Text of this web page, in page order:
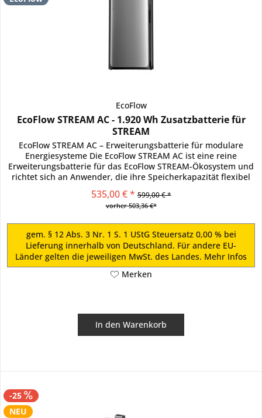
EcoFlow
EcoFlow STREAM AC - 1.920 Wh Zusatzbatterie für
STREAM
EcoFlow STREAM AC – Erweiterungsbatterie für modulare
Energiesysteme Die EcoFlow STREAM AC ist eine reine
Erweiterungsbatterie für das EcoFlow STREAM-Ökosystem und
richtet sich an Anwender, die ihre Speicherkapazität flexibel
535,00 € * 599,00 € *
vorher 503,36 €*
gem. § 12 Abs. 3 Nr. 1 S. 1 UStG Steuersatz 0,00 % bei
Lieferung innerhalb von Deutschland. Für andere EU-
Länder gelten die jeweiligen MwSt. des Landes. Mehr Infos
Merken
In den Warenkorb
-25
NEU